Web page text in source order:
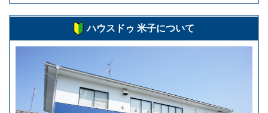
ハウスドゥ 米子について